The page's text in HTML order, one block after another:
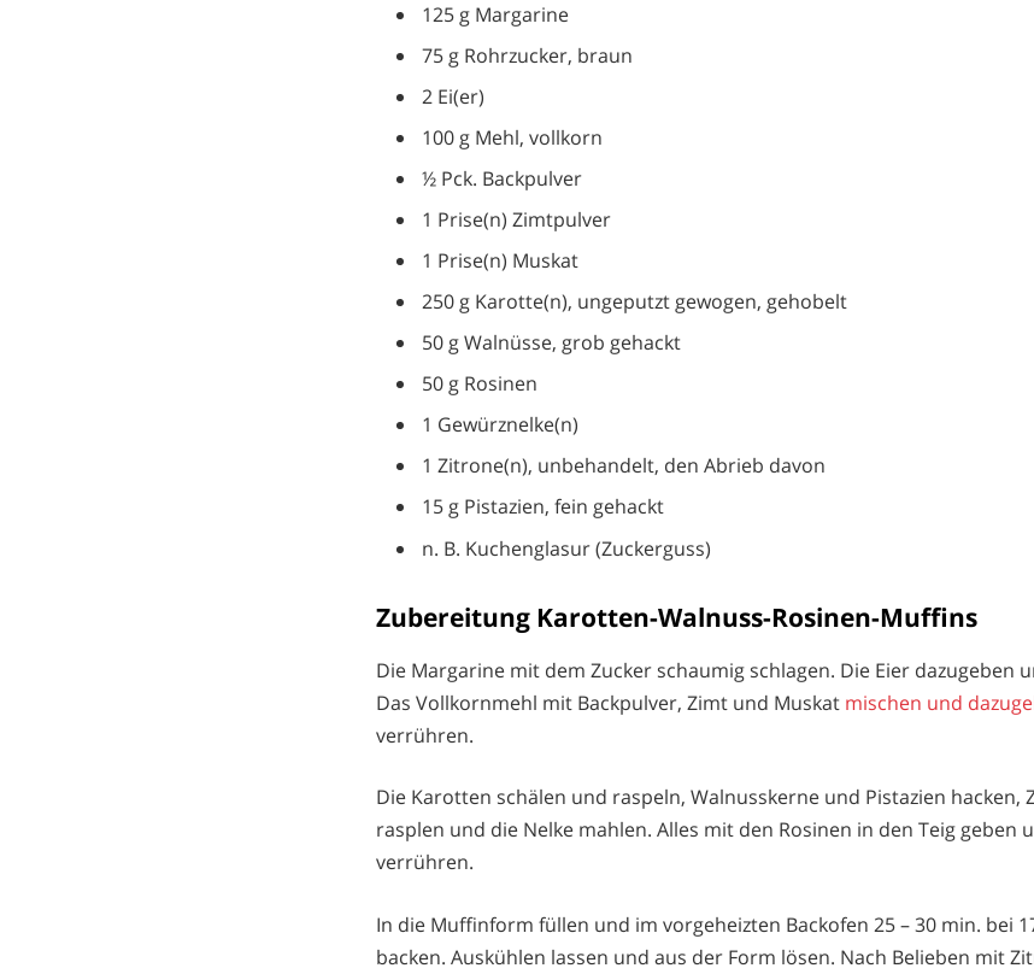
125 g Margarine
75 g Rohrzucker, braun
2 Ei(er)
100 g Mehl, vollkorn
½ Pck. Backpulver
1 Prise(n) Zimtpulver
1 Prise(n) Muskat
250 g Karotte(n), ungeputzt gewogen, gehobelt
50 g Walnüsse, grob gehackt
50 g Rosinen
1 Gewürznelke(n)
1 Zitrone(n), unbehandelt, den Abrieb davon
15 g Pistazien, fein gehackt
n. B. Kuchenglasur (Zuckerguss)
Zubereitung Karotten-Walnuss-Rosinen-Muffins
Die Margarine mit dem Zucker schaumig schlagen. Die Eier dazugeben
Das Vollkornmehl mit Backpulver, Zimt und Muskat mischen und
verrühren.
Die Karotten schälen und raspeln, Walnusskerne und Pistazien hacken,
rasplen und die Nelke mahlen. Alles mit den Rosinen in den Teig geben
verrühren.
In die Muffinform füllen und im vorgeheizten Backofen 25 – 30 min. bei
backen. Auskühlen lassen und aus der Form lösen. Nach Belieben mit